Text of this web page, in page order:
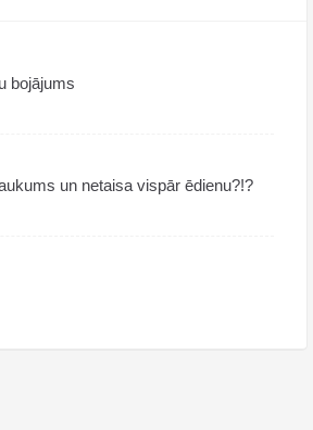
bojājums
un netaisa vispār ēdienu?!?